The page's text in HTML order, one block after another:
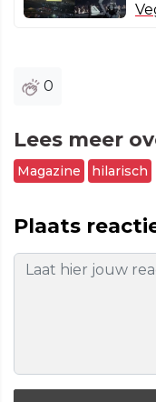
0
Lees meer
Magazine hilarisch
Plaats